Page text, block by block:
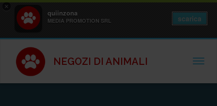
×
quiinzona
MEDIA PROMOTION SRL scarica
NEGOZI DI ANIMALI